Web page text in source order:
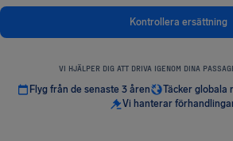
Kontrollera ersättning
VI HJÄLPER DIG ATT DRIVA IGENOM DINA
Flyg från de senaste 3 åren
Täcker globala
Vi hanterar